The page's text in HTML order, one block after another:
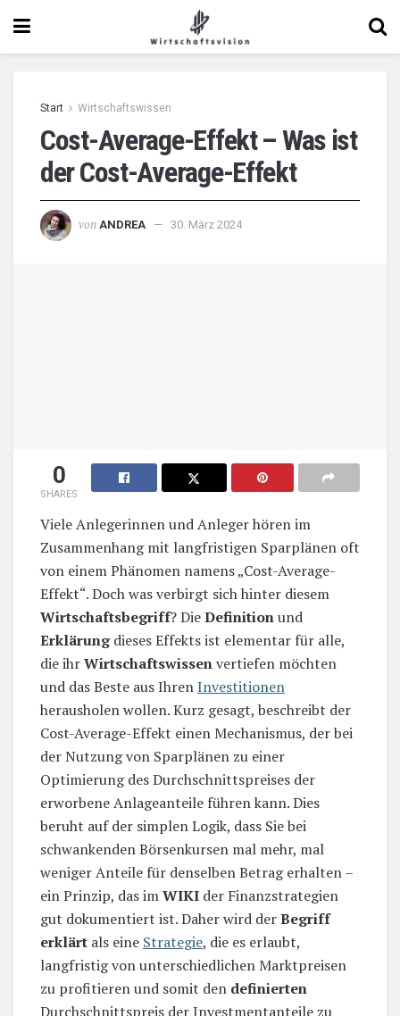
Start Wirtschaftswissen
Cost-Average-Effekt – Was ist
der Cost-Average-Effekt
von ANDREA 30. März 2024
0
SHARES
Viele Anlegerinnen und Anleger hören im
Zusammenhang mit langfristigen Sparplänen oft
von einem Phänomen namens „Cost-Average-
Effekt“. Doch was verbirgt sich hinter diesem
Wirtschaftsbegriff? DieDefinitionund
Erklärungdieses Effekts ist elementar für alle,
die ihrWirtschaftswissenvertiefen möchten
und das Beste aus IhrenInvestitionen
herausholen wollen. Kurz gesagt, beschreibt der
Cost-Average-Effekt einen Mechanismus, der bei
der Nutzung von Sparplänen zu einer
Optimierung des Durchschnittspreises der
erworbene Anlageanteile führen kann. Dies
beruht auf der simplen Logik, dass Sie bei
schwankenden Börsenkursen mal mehr, mal
weniger Anteile für denselben Betrag erhalten –
ein Prinzip, das imWIKI der Finanzstrategien
gut dokumentiert ist. Daher wird derBegriff
erklärt als eine Strategie, die es erlaubt,
langfristig von unterschiedlichen Marktpreisen
zu profitieren und somit den definierten
Durchschnittspreis der Investmentanteile zu